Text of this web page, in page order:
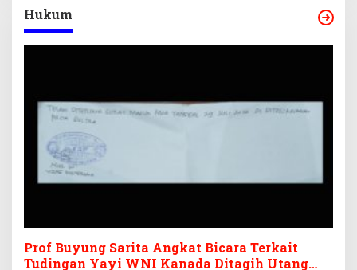
Hukum
Prof Buyung Sarita Angkat Bicara Terkait
Tudingan Yayi WNI Kanada Ditagih Utang